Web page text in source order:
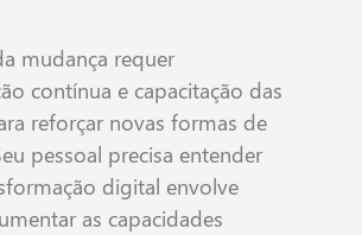
mudança requer
contínua e capacitação das
reforçar novas formas de
pessoal precisa entender
digital envolve
as capacidades